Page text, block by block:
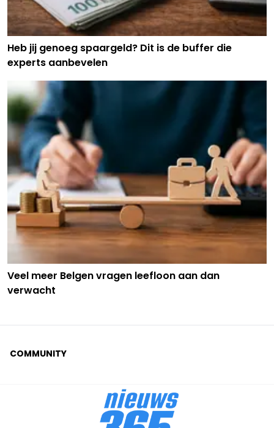
Heb jij genoeg spaargeld? Dit is de buffer die
experts aanbevelen
Veel meer Belgen vragen leefloon aan dan
verwacht
COMMUNITY